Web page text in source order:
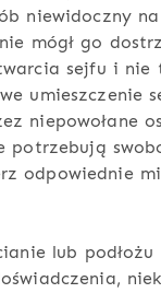
niewidoczny
mógł go
sejfu i nie
umieszczenie
niepowołane
potrzebują
odpowiednie
lub